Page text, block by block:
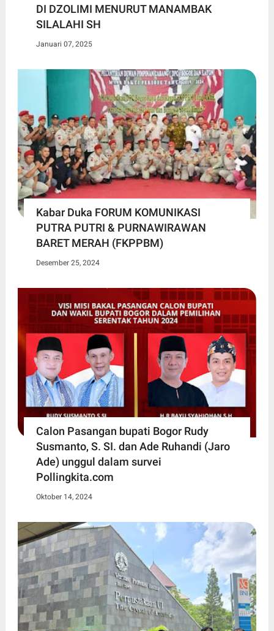
DI DZOLIMI MENURUT MANAMBAK
SILALAHI SH
Januari 07, 2025
Kabar Duka FORUM KOMUNIKASI
PUTRA PUTRI & PURNAWIRAWAN
BARET MERAH (FKPPBM)
Desember 25, 2024
Calon Pasangan bupati Bogor Rudy
Susmanto, S. SI. dan Ade Ruhandi (Jaro
Ade) unggul dalam survei
Pollingkita.com
Oktober 14, 2024